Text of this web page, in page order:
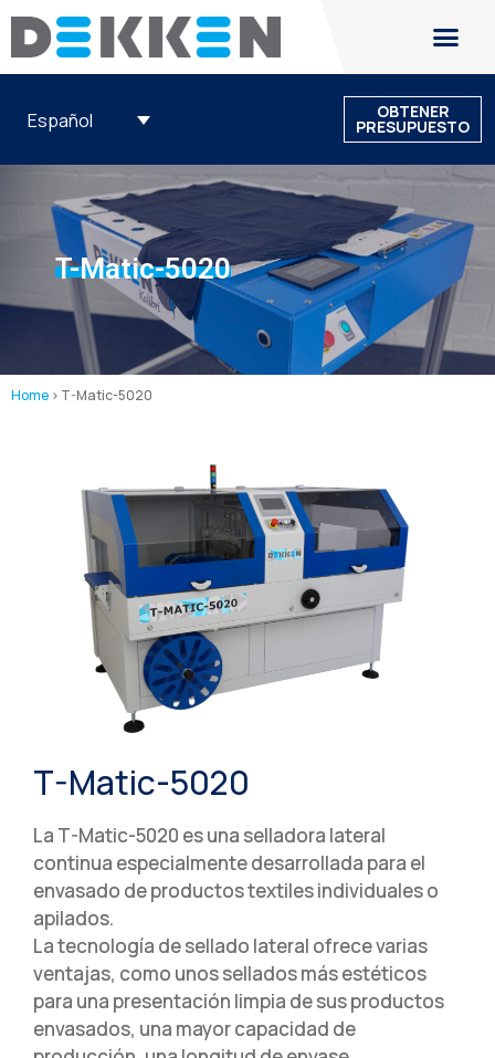
Español OBTENER
PRESUPUESTO
T-Matic-5020
Home > T-Matic-5020
T-Matic-5020
La T-Matic-5020 es una selladora lateral
continua especialmente desarrollada para el
envasado de productos textiles individuales o
apilados.
La tecnología de sellado lateral ofrece varias
ventajas, como unos sellados más estéticos
para una presentación limpia de sus productos
envasados, una mayor capacidad de